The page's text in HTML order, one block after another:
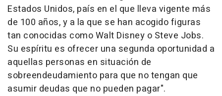
Estados Unidos, país en el que lleva vigente más
de 100 años, y a la que se han acogido figuras
tan conocidas como Walt Disney o Steve Jobs.
Su espíritu es ofrecer una segunda oportunidad a
aquellas personas en situación de
sobreendeudamiento para que no tengan que
asumir deudas que no pueden pagar".